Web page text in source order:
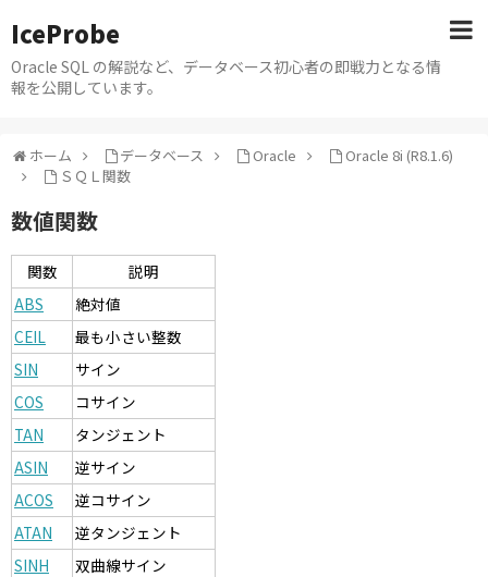
IceProbe
Oracle SQL の解説など、データベース初心者の即戦力となる情
報を公開しています。
ホーム データベース Oracle
Oracle 8i (R8.1.6)
ＳＱＬ関数
数値関数
関数
説明
ABS
絶対値
CEIL
最も小さい整数
SIN
サイン
COS
コサイン
TAN
タンジェント
ASIN
逆サイン
ACOS
逆コサイン
ATAN
逆タンジェント
SINH
双曲線サイン